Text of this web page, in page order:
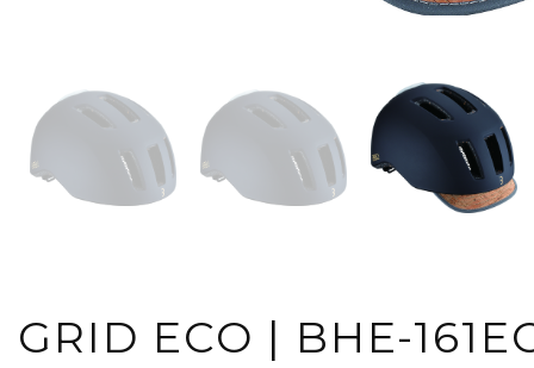
GRID ECO | BHE-